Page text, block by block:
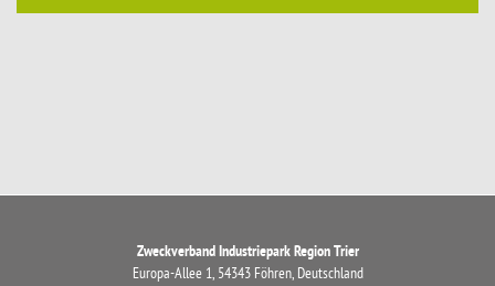
Zweckverband Industriepark Region Trier
Europa-Allee 1, 54343 Föhren, Deutschland